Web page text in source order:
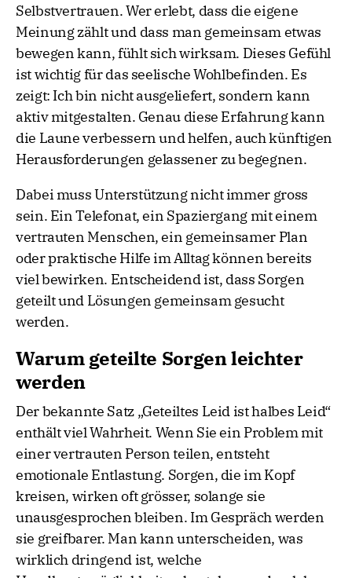
Selbstvertrauen. Wer erlebt, dass die eigene
Meinung zählt und dass man gemeinsam etwas
bewegen kann, fühlt sich wirksam. Dieses Gefühl
ist wichtig für das seelische Wohlbefinden. Es
zeigt: Ich bin nicht ausgeliefert, sondern kann
aktiv mitgestalten. Genau diese Erfahrung kann
die Laune verbessern und helfen, auch künftigen
Herausforderungen gelassener zu begegnen.
Dabei muss Unterstützung nicht immer gross
sein. Ein Telefonat, ein Spaziergang mit einem
vertrauten Menschen, ein gemeinsamer Plan
oder praktische Hilfe im Alltag können bereits
viel bewirken. Entscheidend ist, dass Sorgen
geteilt und Lösungen gemeinsam gesucht
werden.
Warum geteilte Sorgen leichter
werden
Der bekannte Satz „Geteiltes Leid ist halbes Leid“
enthält viel Wahrheit. Wenn Sie ein Problem mit
einer vertrauten Person teilen, entsteht
emotionale Entlastung. Sorgen, die im Kopf
kreisen, wirken oft grösser, solange sie
unausgesprochen bleiben. Im Gespräch werden
sie greifbarer. Man kann unterscheiden, was
wirklich dringend ist, welche